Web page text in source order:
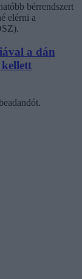
bérrendszert
elérni a
a dán